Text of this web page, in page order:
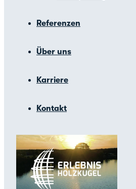
Referenzen
Über uns
Karriere
Kontakt